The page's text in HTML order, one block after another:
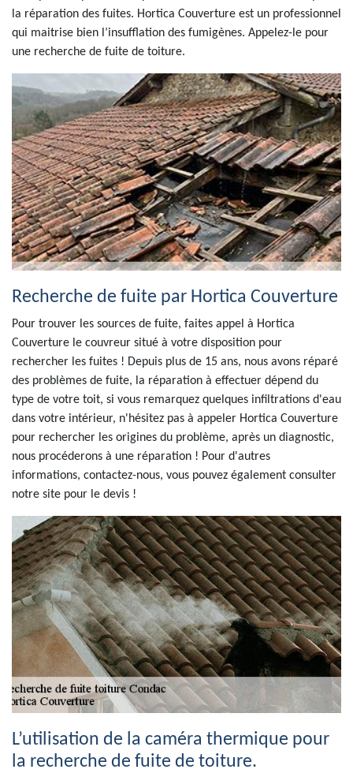
la réparation des fuites. Hortica Couverture est un professionnel
qui maitrise bien l’insufflation des fumigènes. Appelez-le pour
une recherche de fuite de toiture.
Recherche de fuite par Hortica Couverture
Pour trouver les sources de fuite, faites appel à Hortica
Couverture le couvreur situé à votre disposition pour
rechercher les fuites ! Depuis plus de 15 ans, nous avons réparé
des problèmes de fuite, la réparation à effectuer dépend du
type de votre toit, si vous remarquez quelques infiltrations d'eau
dans votre intérieur, n'hésitez pas à appeler Hortica Couverture
pour rechercher les origines du problème, après un diagnostic,
nous procéderons à une réparation ! Pour d'autres
informations, contactez-nous, vous pouvez également consulter
notre site pour le devis !
L’utilisation de la caméra thermique pour
la recherche de fuite de toiture.